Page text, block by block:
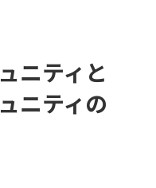
ニティと
ニティの